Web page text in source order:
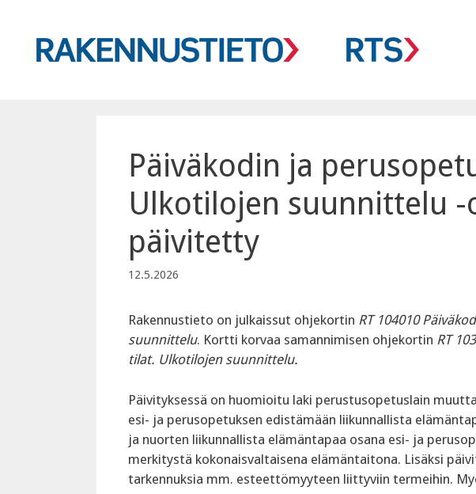
Päiväkodin ja
Ulkotilojen suunnittelu
päivitetty
12.5.2026
Rakennustieto on julkaissut ohjekortin RT 104010
suunnittelu. Kortti korvaa samannimisen ohjekortin RT
tilat. Ulkotilojen suunnittelu.
Päivityksessä on huomioitu laki perustusopetuslain
esi- ja perusopetuksen edistämään liikunnallista
ja nuorten liikunnallista elämäntapaa osana esi- ja
merkitystä kokonaisvaltaisena elämäntaitona. Lisäksi
tarkennuksia mm. esteettömyyteen liittyviin termeihin.